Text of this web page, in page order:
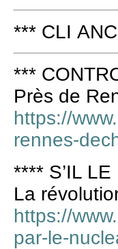
*** CLI
***
Près de
https://
rennes-
**** S’IL
La
https://
par-le-